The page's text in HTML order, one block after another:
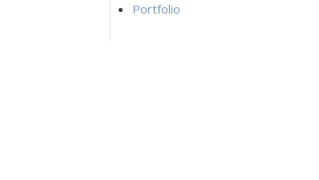
Portfolio